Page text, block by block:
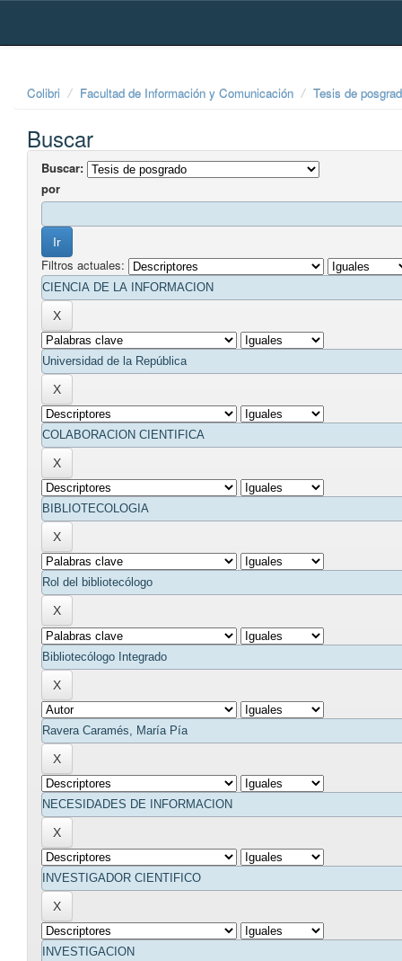
Skip
Colibri Facultad de Información y Comunicación Tesis de
Buscar
Buscar:
por
Filtros actuales: